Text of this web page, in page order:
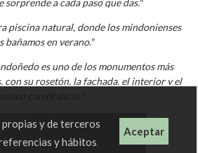
sorprende a cada paso que das."
piscina natural, donde los mindonienses
bañamos en verano."
es uno de los monumentos más
con su rosetón, la fachada, el interior y el
Aceptar
y de terceros
y hábitos